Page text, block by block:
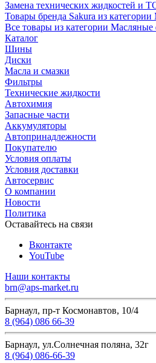
Замена технических жидкостей и
Товары бренда Sakura из
Все товары из категории
Каталог
Шины
Диски
Масла и смазки
Фильтры
Технические жидкости
Автохимия
Запасные части
Аккумуляторы
Автопринадлежности
Покупателю
Условия оплаты
Условия доставки
Автосервис
О компании
Новости
Политика
Оставайтесь на связи
Вконтакте
YouTube
Наши контакты
brn@aps-market.ru
Барнаул, пр-т Космонавтов, 10/4
8 (964) 086 66-39
Барнаул, ул.Солнечная поляна, 32г
8 (964) 086-66-39